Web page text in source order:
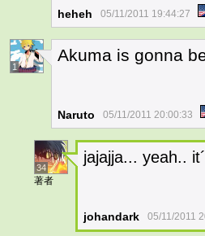
heheh 05/11/2011 19:44:27
1
Akuma is gonna
Naruto 05/11/2011 20:00:33
34
著者
jajajja... yeah..
johandark 05/11/2011